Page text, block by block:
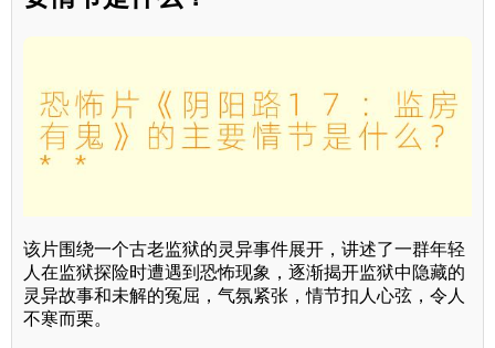
该片围绕一个古老监狱的灵异事件展开，讲述了一群年轻
人在监狱探险时遭遇到恐怖现象，逐渐揭开监狱中隐藏的
灵异故事和未解的冤屈，气氛紧张，情节扣人心弦，令人
不寒而栗。